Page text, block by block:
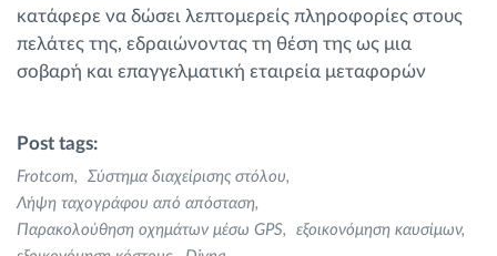
κατάφερε να δώσει λεπτομερείς πληροφορίες στους
πελάτες της, εδραιώνοντας τη θέση της ως μια
σοβαρή και επαγγελματική εταιρεία μεταφορών
Post tags:
Frotcom
Σύστημα διαχείρισης στόλου
Λήψη ταχογράφου από απόσταση
Παρακολούθηση οχημάτων μέσω GPS
εξοικονόμηση καυσίμων